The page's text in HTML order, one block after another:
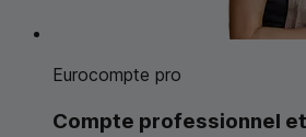
Eurocompte pro
Compte professionnel